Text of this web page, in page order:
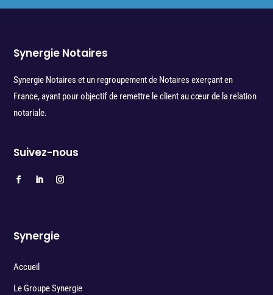
Synergie Notaires
Synergie Notaires et un regroupement de Notaires exerçant en
France, ayant pour objectif de remettre le client au cœur de la relation
notariale.
Suivez-nous
Synergie
Accueil
Le Groupe Synergie